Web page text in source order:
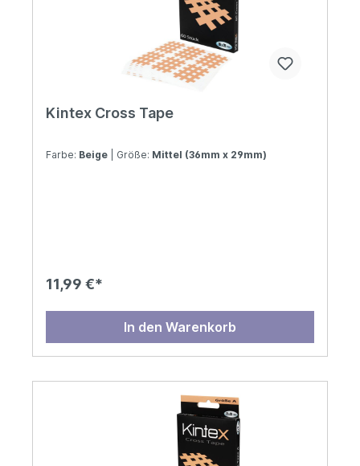
Kintex Cross Tape
Farbe: Beige | Größe: Mittel (36mm x 29mm)
11,99 €*
In den Warenkorb